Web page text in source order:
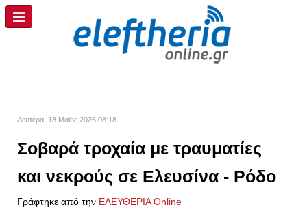
Δευτέρα, 18 Μαϊος 2026 08:18
Σοβαρά τροχαία με τραυματίες
και νεκρούς σε Ελευσίνα - Ρόδο
Γράφτηκε από την ΕΛΕΥΘΕΡΙΑ Online